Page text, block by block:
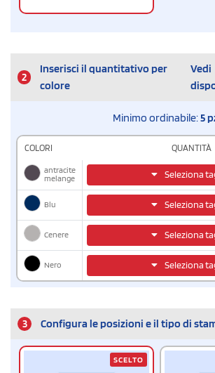
2
Inserisci il quantitativo per
colore
Vedi
Minimo ordinabile:5
COLORI QUANTITÀ
antracite
melange
Seleziona
Blu Seleziona
Cenere Seleziona
Nero Seleziona
3 Configura le posizioni e il tipo di
SCELTO